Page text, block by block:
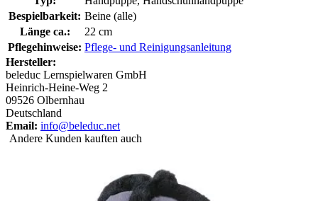
Bespielbarkeit: Beine (alle)
Länge ca.:
22 cm
Pflegehinweise: Pflege- und Reinigungsanleitung
Hersteller:
beleduc Lernspielwaren GmbH
Heinrich-Heine-Weg 2
09526 Olbernhau
Deutschland
Email: info@beleduc.net
Andere Kunden kauften auch